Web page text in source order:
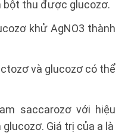
bột thu được glucozơ.
khử AgNO3 thành
và glucozơ có thể
saccarozơ với hiệu
Giá trị của a là